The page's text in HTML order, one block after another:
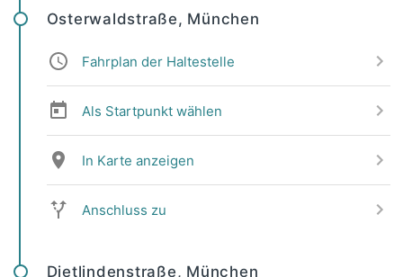
Osterwaldstraße, München
Fahrplan der Haltestelle
Als Startpunkt wählen
In Karte anzeigen
Anschluss zu
Dietlindenstraße, München